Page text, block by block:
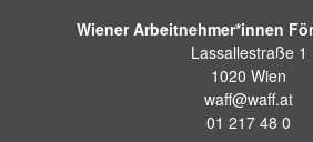
Wiener Arbeitnehmer*innen
Lassallestraße 1
1020 Wien
waff@waff.at
01 217 48 0